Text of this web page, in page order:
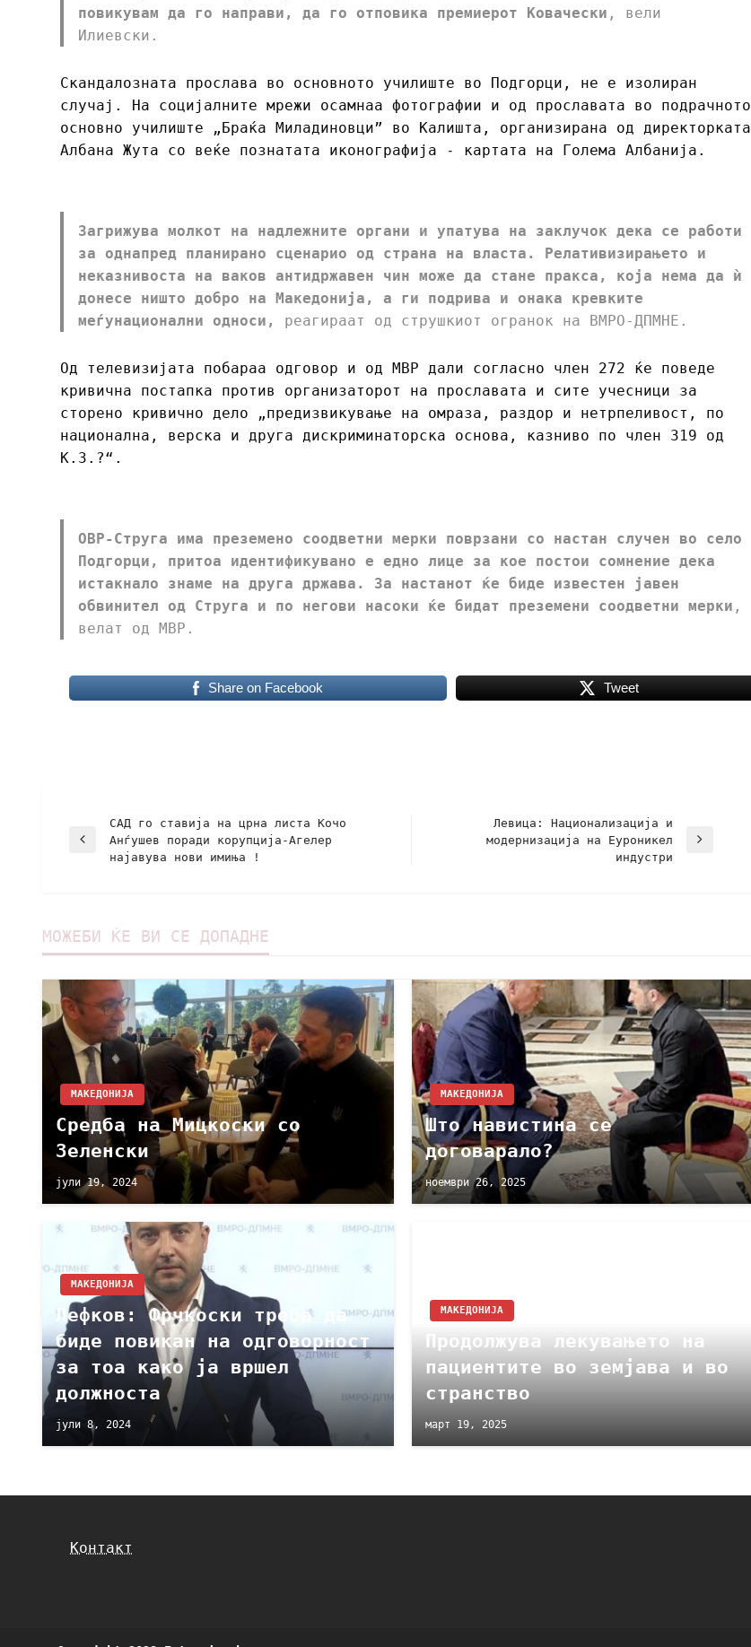
повикувам да го направи, да го отповика премиерот Ковачески , вели
Илиевски.
Скандалозната прослава во основното училиште во Подгорци, не е изолиран
случај. На социјалните мрежи осамнаа фотографии и од прославата во подрачното
основно училиште „Браќа Миладиновци” во Калишта, организирана од директорката
Албана Жута со веќе познатата иконографија ˗ картата на Голема Албанија.
Загрижува молкот на надлежните органи и упатува на заклучок дека се работи
за однапред планирано сценарио од страна на власта. Релативизирањето и
неказнивоста на ваков антидржавен чин може да стане пракса, која нема да ѝ
донесе ништо добро на Македонија, а ги подрива и онака кревките
меѓунационални односи,
реагираат од струшкиот огранок на ВМРО-ДПМНЕ.
Од телевизијата побараа одговор и од МВР дали согласно член 272 ќе поведе
кривична постапка против организаторот на прославата и сите учесници за
сторено кривично дело „предизвикување на омраза, раздор и нетрпеливост, по
национална, верска и друга дискриминаторска основа, казниво по член 319 од
К.З.?“.
ОВР-Струга има преземено соодветни мерки поврзани со настан случен во село
Подгорци, притоа идентификувано е едно лице за кое постои сомнение дека
истакнало знаме на друга држава. За настанот ќе биде известен јавен
обвинител од Струга и по негови насоки ќе бидат преземени соодветни мерки ,
велат од МВР.
Share on Facebook Tweet
САД го ставија на црна листа Кочо
Анѓушев поради корупција-Агелер
најавува нови имиња !
Левица: Национализација и
модернизација на Еуроникел
индустри
МОЖЕБИ ЌЕ ВИ СЕ ДОПАДНЕ
МАКЕДОНИЈА
Средба на Мицкоски со
Зеленски
јули 19, 2024
МАКЕДОНИЈА
Што навистина се
договарало?
ноември 26, 2025
МАКЕДОНИЈА
Лефков: Фрчкоски треба да
биде повикан на одговорност
за тоа како ја вршел
должноста
јули 8, 2024
МАКЕДОНИЈА
Продолжува лекувањето на
пациентите во земјава и во
странство
март 19, 2025
Контакт